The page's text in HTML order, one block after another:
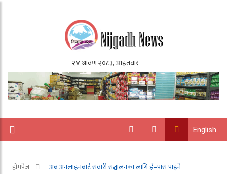
English
होमपेज अब अनलाइनबाटै सवारी सञ्चालनका लागि ई–पास पाइने